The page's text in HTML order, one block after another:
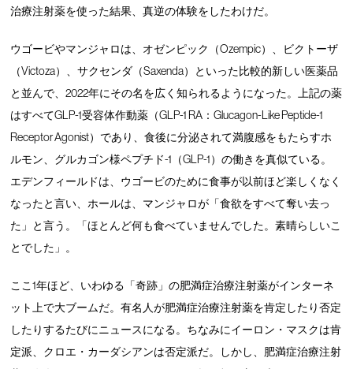
治療注射薬を使った結果、真逆の体験をしたわけだ。
ウゴービやマンジャロは、オゼンピック（Ozempic）、ビクトーザ
（Victoza）、サクセンダ（Saxenda）といった比較的新しい医薬品
と並んで、2022年にその名を広く知られるようになった。上記の薬
はすべてGLP-1受容体作動薬（GLP-1 RA：Glucagon-Like Peptide-1
Receptor Agonist）であり、食後に分泌されて満腹感をもたらすホ
ルモン、グルカゴン様ペプチド-1（GLP-1）の働きを真似ている。
エデンフィールドは、ウゴービのために食事が以前ほど楽しくなく
なったと言い、ホールは、マンジャロが「食欲をすべて奪い去っ
た」と言う。「ほとんど何も食べていませんでした。素晴らしいこ
とでした」。
ここ1年ほど、いわゆる「奇跡」の肥満症治療注射薬がインターネ
ット上で大ブームだ。有名人が肥満症治療注射薬を肯定したり否定
したりするたびにニュースになる。ちなみにイーロン・マスクは肯
定派、クロエ・カーダシアンは否定派だ。しかし、肥満症治療注射